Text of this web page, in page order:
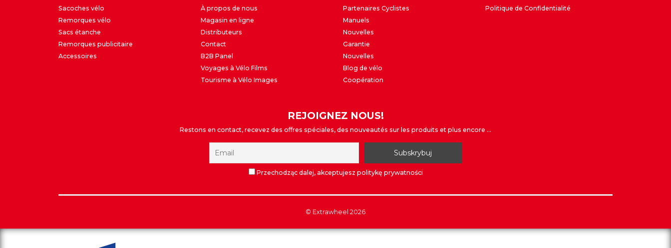
Sacoches vélo
Remorques vélo
Sacs étanche
Remorques publicitaire
Accessoires
À propos de nous
Magasin en ligne
Distributeurs
Contact
B2B Panel
Voyages à Vélo Films
Tourisme à Vélo Images
Partenaires Cyclistes
Manuels
Nouvelles
Garantie
Nouvelles
Blog de vélo
Coopération
Politique de Confidentialité
REJOIGNEZ NOUS!
Restons en contact, recevez des offres spéciales, des nouveautés sur les produits et plus encore ...
Przechodząc dalej, akceptujesz politykę prywatności
© Extrawheel 2026